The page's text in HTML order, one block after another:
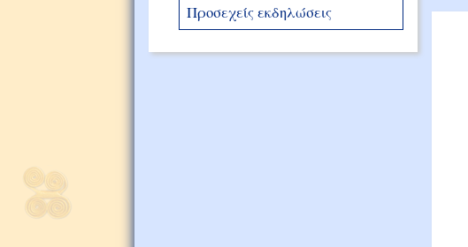
Προσεχείς εκδηλώσεις